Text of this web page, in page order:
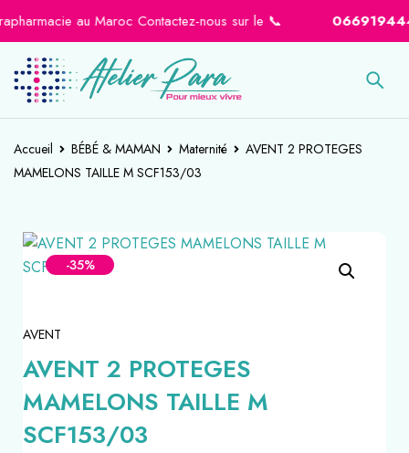
au Maroc Contactez-nous sur le 📞 0669194441-
Accueil BÉBÉ & MAMAN Maternité
AVENT 2 PROTEGES
MAMELONS TAILLE M SCF153/03
-35%
AVENT
AVENT 2 PROTEGES
MAMELONS TAILLE M
SCF153/03